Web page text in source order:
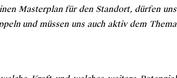
Masterplan für den Standort, dürfen uns
und müssen uns auch aktiv dem Thema